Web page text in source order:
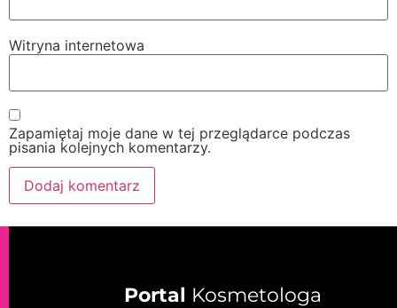
Witryna internetowa
Zapamiętaj moje dane w tej przeglądarce podczas
pisania kolejnych komentarzy.
Portal Kosmetologa